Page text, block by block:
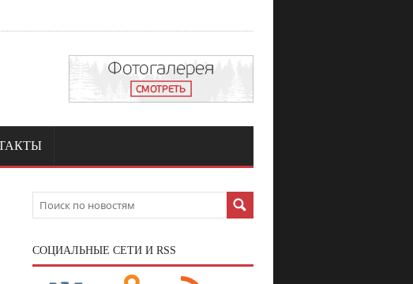
CОЦИАЛЬНЫЕ СЕТИ И RSS